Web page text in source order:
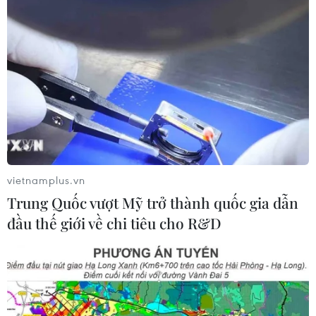
Gỡ khó khăn triển khai dự án trọng
điểm quốc gia hồ Ka Pét
07/08/2026 11:24
Indonesia nỗ lực khống chế cháy
rừng tại Vườn Quốc gia Núi Bromo
07/08/2026 10:56
Thụy Sĩ khó đạt mục tiêu giảm phát
thải khí nhà kính vào năm 2030
vietnamplus.vn
Trung Quốc vượt Mỹ trở thành quốc gia dẫn
đầu thế giới về chi tiêu cho R&D